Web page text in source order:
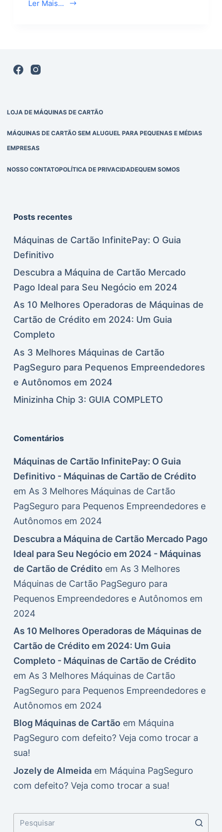
Ler Mais...
LOJA DE MÁQUINAS DE CARTÃO
MÁQUINAS DE CARTÃO SEM ALUGUEL PARA PEQUENAS E MÉDIAS
EMPRESAS
NOSSO CONTATOPOLÍTICA DE PRIVACIDADEQUEM SOMOS
Posts recentes
Máquinas de Cartão InfinitePay: O Guia
Definitivo
Descubra a Máquina de Cartão Mercado
Pago Ideal para Seu Negócio em 2024
As 10 Melhores Operadoras de Máquinas de
Cartão de Crédito em 2024: Um Guia
Completo
As 3 Melhores Máquinas de Cartão
PagSeguro para Pequenos Empreendedores
e Autônomos em 2024
Minizinha Chip 3: GUIA COMPLETO
Comentários
Máquinas de Cartão InfinitePay: O Guia
Definitivo - Máquinas de Cartão de Crédito
em As 3 Melhores Máquinas de Cartão
PagSeguro para Pequenos Empreendedores e
Autônomos em 2024
Descubra a Máquina de Cartão Mercado Pago
Ideal para Seu Negócio em 2024 - Máquinas
de Cartão de Crédito em As 3 Melhores
Máquinas de Cartão PagSeguro para
Pequenos Empreendedores e Autônomos em
2024
As 10 Melhores Operadoras de Máquinas de
Cartão de Crédito em 2024: Um Guia
Completo - Máquinas de Cartão de Crédito
em As 3 Melhores Máquinas de Cartão
PagSeguro para Pequenos Empreendedores e
Autônomos em 2024
Blog Máquinas de Cartão em Máquina
PagSeguro com defeito? Veja como trocar a
sua!
Jozely de Almeidaem Máquina PagSeguro
com defeito? Veja como trocar a sua!